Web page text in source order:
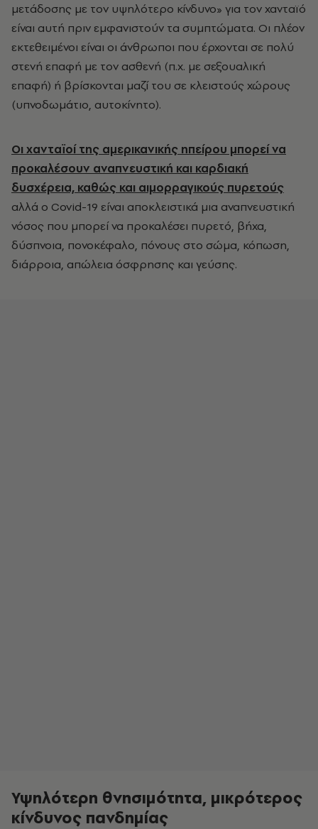
μετάδοσης με τον υψηλότερο κίνδυνο» για τον χανταϊό
είναι αυτή πριν εμφανιστούν τα συμπτώματα. Οι πλέον
εκτεθειμένοι είναι οι άνθρωποι που έρχονται σε πολύ
στενή επαφή με τον ασθενή (π.χ. με σεξουαλική
επαφή) ή βρίσκονται μαζί του σε κλειστούς χώρους
(υπνοδωμάτιο, αυτοκίνητο).
Οι χανταϊοί της αμερικανικής ηπείρου μπορεί να
προκαλέσουν αναπνευστική και καρδιακή
δυσχέρεια, καθώς και αιμορραγικούς πυρετούς
αλλά ο Covid-19 είναι αποκλειστικά μια αναπνευστική
νόσος που μπορεί να προκαλέσει πυρετό, βήχα,
δύσπνοια, πονοκέφαλο, πόνους στο σώμα, κόπωση,
διάρροια, απώλεια όσφρησης και γεύσης.
Υψηλότερη θνησιμότητα, μικρότερος
κίνδυνος πανδημίας